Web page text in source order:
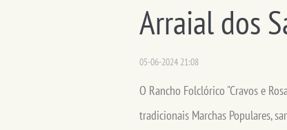
Arraial dos
05-06-2024 21:08
O Rancho Folclórico "Cravos e
tradicionais Marchas Populares,